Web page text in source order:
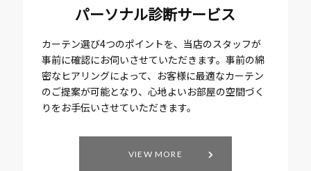
パーソナル診断サービス
カーテン選び4つのポイントを、当店のスタッフが
事前に確認にお伺いさせていただきます。事前の綿
密なヒアリングによって、お客様に最適なカーテン
のご提案が可能となり、心地よいお部屋の空間づく
りをお手伝いさせていただきます。
VIEW MORE